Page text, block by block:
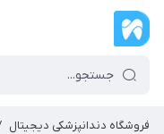
فروشگاه دندانپزشکی دیجیتال